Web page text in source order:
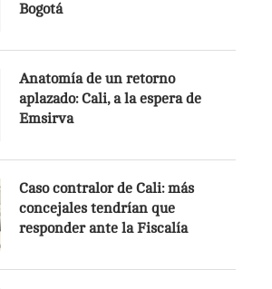
Bogotá
Anatomía de un retorno
aplazado: Cali, a la espera de
Emsirva
Caso contralor de Cali: más
concejales tendrían que
responder ante la Fiscalía